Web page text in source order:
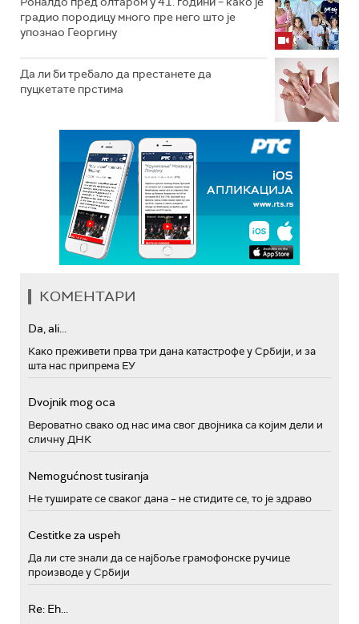
градио породицу много пре него што је
упознао Георгину
Да ли би требало да престанете да
пуцкетате прстима
КОМЕНТАРИ
Da, ali...
Како преживети прва три дана катастрофе у Србији, и за
шта нас припрема ЕУ
Dvojnik mog oca
Вероватно свако од нас има свог двојника са којим дели и
сличну ДНК
Nemogućnost tusiranja
Не туширате се сваког дана – не стидите се, то је здраво
Cestitke za uspeh
Да ли сте знали да се најбоље грамофонске ручице
производе у Србији
Re: Eh...